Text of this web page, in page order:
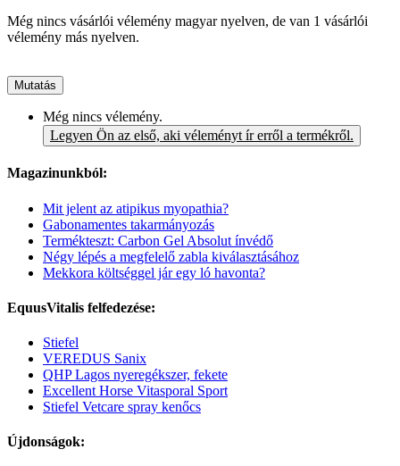
Még nincs vásárlói vélemény magyar nyelven, de van 1 vásárlói
vélemény más nyelven.
Mutatás
Még nincs vélemény.
Legyen Ön az első, aki véleményt ír erről a termékről.
Magazinunkból:
Mit jelent az atipikus myopathia?
Gabonamentes takarmányozás
Termékteszt: Carbon Gel Absolut ínvédő
Négy lépés a megfelelő zabla kiválasztásához
Mekkora költséggel jár egy ló havonta?
EquusVitalis felfedezése:
Stiefel
VEREDUS Sanix
QHP Lagos nyeregékszer, fekete
Excellent Horse Vitasporal Sport
Stiefel Vetcare spray kenőcs
Újdonságok: